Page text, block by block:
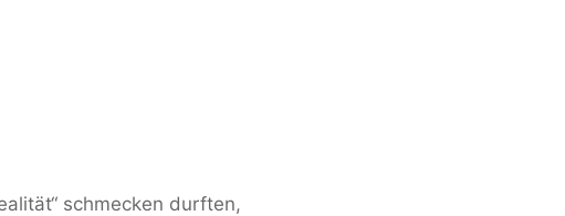
schmecken durften,